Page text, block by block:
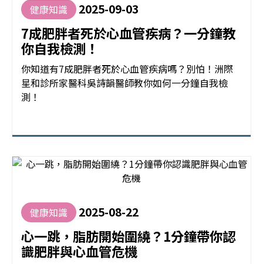
健康知識 2025-09-03
7成肥胖者死於心血管疾病？一分鐘教
你自我檢測！
你知道有7成肥胖者死於心血管疾病嗎？別怕！洲際
星和診所家醫科吳詩韻醫師教你如何一分鐘自我檢
測！
健康知識 2025-08-22
心一跳，脂肪開始圍繞？1分鐘帶你認
識肥胖與心血管危機